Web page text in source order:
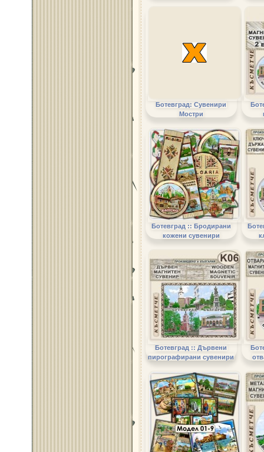
Ботевград: Сувенири
Мостри
Ботевград :: Бродирани
кожени сувенири
Ботевград :: Дървени
пирографирани сувенири